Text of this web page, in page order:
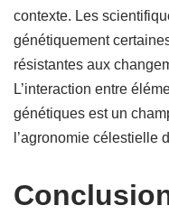
contexte. Les
génétiquement
résistantes aux
L’interaction entre
génétiques est un
l’agronomie célestielle